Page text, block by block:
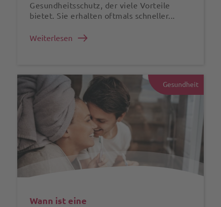
Gesundheitsschutz, der viele Vorteile
bietet. Sie erhalten oftmals schneller...
Weiterlesen
Gesundheit
Wann ist eine